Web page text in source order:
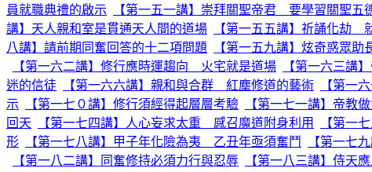
員就職典禮的啟示
【第一五一講】崇拜關聖帝君 要學習關聖五
講】天人親和室是貫通天人間的道場
【第一五五講】祈誦化劫
八講】請前期同奮回答的十二項問題
【第一五九講】炫奇惑眾
【第一六二講】修行應時運趨向 火宅就是道場
【第一六三講
迷的信徒
【第一六六講】親和與合群 紅塵修道的藝術 【第一
示
【第一七０講】修行須經得起層層考驗 【第一七一講】帝教
回天
【第一七四講】人心妄求太重 感召魔道附身利用 【第一
形
【第一七八講】甲子年化險為夷 乙丑年亟須奮鬥 【第一七
【第一八二講】同奮修持必須力行與忍辱
【第一八三講】侍天